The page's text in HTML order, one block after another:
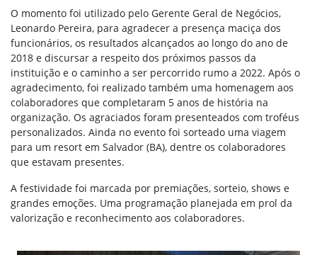
O momento foi utilizado pelo Gerente Geral de Negócios,
Leonardo Pereira, para agradecer a presença maciça dos
funcionários, os resultados alcançados ao longo do ano de
2018 e discursar a respeito dos próximos passos da
instituição e o caminho a ser percorrido rumo a 2022. Após o
agradecimento, foi realizado também uma homenagem aos
colaboradores que completaram 5 anos de história na
organização. Os agraciados foram presenteados com troféus
personalizados. Ainda no evento foi sorteado uma viagem
para um resort em Salvador (BA), dentre os colaboradores
que estavam presentes.
A festividade foi marcada por premiações, sorteio, shows e
grandes emoções. Uma programação planejada em prol da
valorização e reconhecimento aos colaboradores.